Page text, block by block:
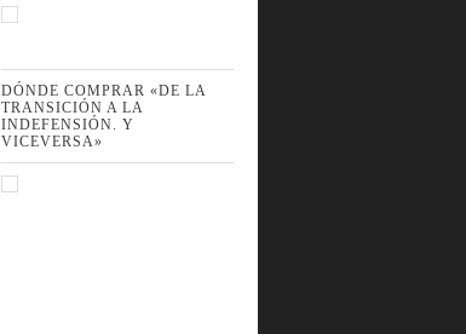
DÓNDE COMPRAR «DE LA
TRANSICIÓN A LA
INDEFENSIÓN. Y
VICEVERSA»